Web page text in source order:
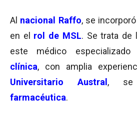
Al nacional Raffo, se incorporó
en el rol de MSL. Se trata de
este médico especializado
clínica, con amplia
Universitario Austral ,
farmacéutica.